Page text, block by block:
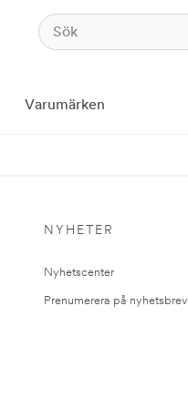
Varumärken
NYHETER
Nyhetscenter
Prenumerera på nyhetsbrev